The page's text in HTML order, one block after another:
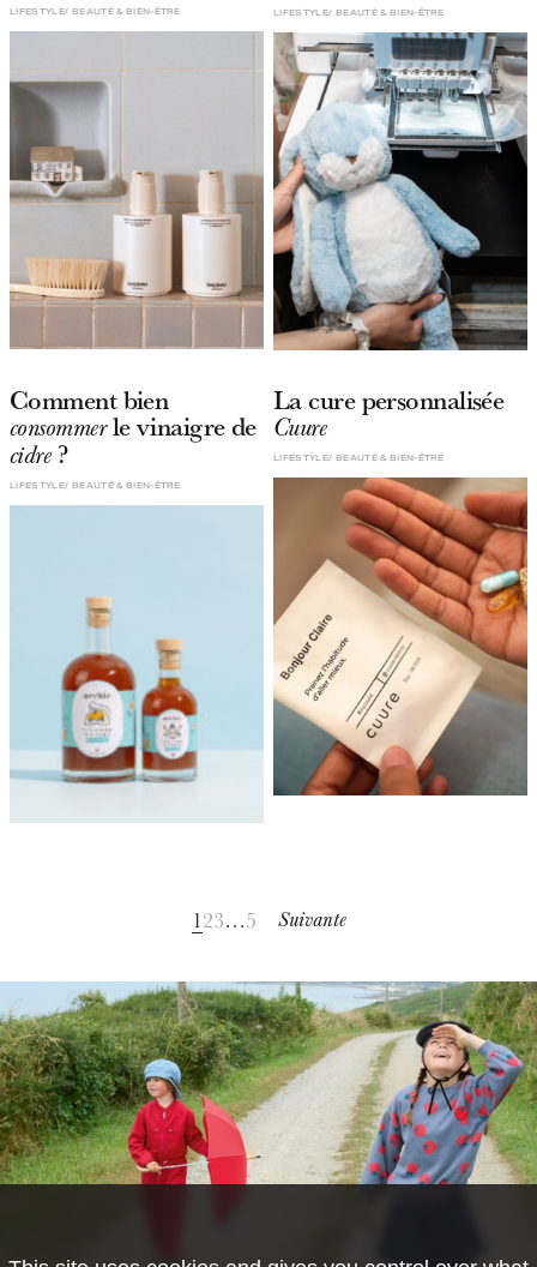
BEAUTÉ & BIEN-ÊTRE
LIFESTYLE BEAUTÉ & BIEN-ÊTRE
LIFESTYLE
Comment bien
consommerle vinaigre de
cidre?
BEAUTÉ & BIEN-ÊTRE
LIFESTYLE
La cure personnalisée
Cuure
BEAUTÉ & BIEN-ÊTRE
LIFESTYLE
123…5 Suivante